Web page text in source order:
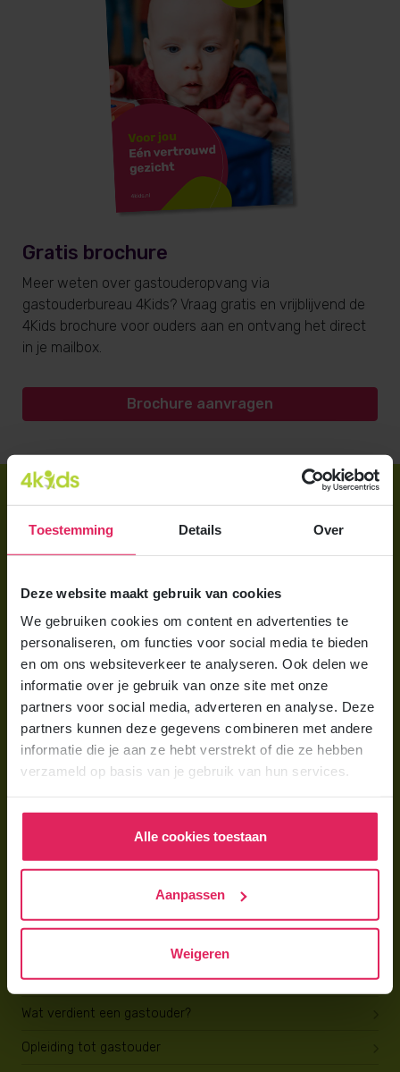
Toestemming Details Over
Deze website maakt gebruik van cookies
We gebruiken cookies om content en advertenties te
personaliseren, om functies voor social media te bieden
en om ons websiteverkeer te analyseren. Ook delen we
informatie over je gebruik van onze site met onze
partners voor social media, adverteren en analyse. Deze
partners kunnen deze gegevens combineren met andere
informatie die je aan ze hebt verstrekt of die ze hebben
verzameld op basis van je gebruik van hun services.
Alle cookies toestaan
Aanpassen
Weigeren
Gratis brochure
Meer weten over gastouderopvang via
gastouderbureau 4Kids? Vraag gratis en vrijblijvend de
4Kids brochure voor ouders aan en ontvang het direct
in je mailbox.
Brochure aanvragen
Aanmelden bij 4Kids
Berekening maken
Voor ouders
Wat is gastouderopvang?
Wat kost een gastouder?
Hoe vind ik een gastouder?
Gastouder worden bij 4Kids
Hoe vind ik gastkinderen?
Trainingen & cursussen
Gastouder worden
Wat verdient een gastouder?
Opleiding tot gastouder